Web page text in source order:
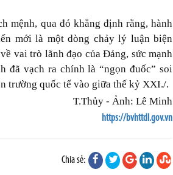
mệnh, qua đó khẳng định rằng, hành
mới là một dòng chảy lý luận biện
vai trò lãnh đạo của Đảng, sức mạnh
đã vạch ra chính là “ngọn đuốc” soi
trường quốc tế vào giữa thế kỷ XXI./.
T.Thủy - Ảnh: Lê Minh
https://bvhttdl.gov.vn
Chia sẻ: